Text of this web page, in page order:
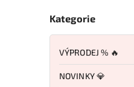
Kategorie
VÝPRODEJ % 🔥
NOVINKY 💎